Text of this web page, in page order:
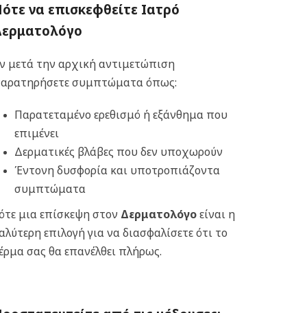
να επισκεφθείτε Ιατρό
μετά την αρχική αντιμετώπιση
συμπτώματα όπως:
Παρατεταμένο ερεθισμό ή εξάνθημα που
επιμένει
Δερματικές βλάβες που δεν υποχωρούν
Έντονη δυσφορία και υποτροπιάζοντα
συμπτώματα
μια επίσκεψη στον Δερματολόγοείναι η
επιλογή για να διασφαλίσετε ότι το
σας θα επανέλθει πλήρως.